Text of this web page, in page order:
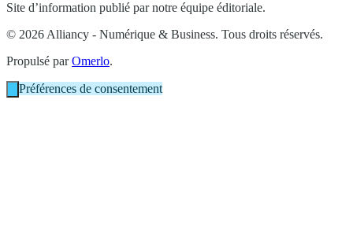
Site d’information publié par notre équipe éditoriale.
© 2026 Alliancy - Numérique & Business. Tous droits réservés.
Propulsé parOmerlo.
Préférences de consentement